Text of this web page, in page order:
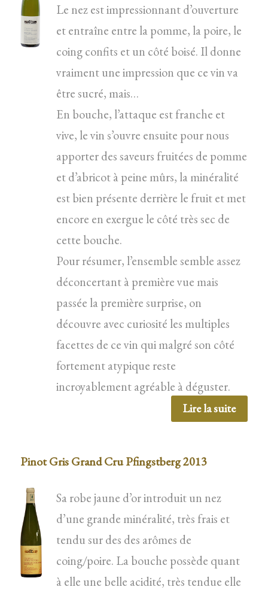
Le nez est impressionnant d’ouverture
et entraîne entre la pomme, la poire, le
coing confits et un côté boisé. Il donne
vraiment une impression que ce vin va
être sucré, mais…
En bouche, l’attaque est franche et
vive, le vin s’ouvre ensuite pour nous
apporter des saveurs fruitées de pomme
et d’abricot à peine mûrs, la minéralité
est bien présente derrière le fruit et met
encore en exergue le côté très sec de
cette bouche.
Pour résumer, l’ensemble semble assez
déconcertant à première vue mais
passée la première surprise, on
découvre avec curiosité les multiples
facettes de ce vin qui malgré son côté
fortement atypique reste
incroyablement agréable à déguster.
Lire la suite
Pinot Gris Grand Cru Pfingstberg 2013
Sa robe jaune d’or introduit un nez
d’une grande minéralité, très frais et
tendu sur des des arômes de
coing/poire. La bouche possède quant
à elle une belle acidité, très tendue elle